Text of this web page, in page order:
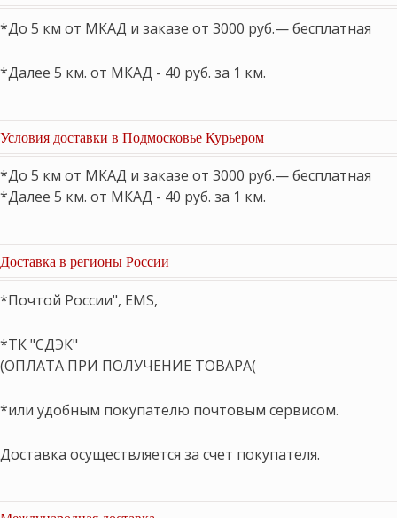
*До 5 км от МКАД и заказе от 3000 руб.— бесплатная
*Далее 5 км. от МКАД - 40 руб. за 1 км.
Условия доставки в Подмосковье Курьером
*До 5 км от МКАД и заказе от 3000 руб.— бесплатная
*Далее 5 км. от МКАД - 40 руб. за 1 км.
Доставка в регионы России
*Почтой России", EMS,
*ТК "СДЭК"
(ОПЛАТА ПРИ ПОЛУЧЕНИЕ ТОВАРА(
*или удобным покупателю почтовым сервисом.
Доставка осуществляется за счет покупателя.